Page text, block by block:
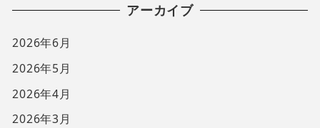
アーカイブ
2026年6月
2026年5月
2026年4月
2026年3月